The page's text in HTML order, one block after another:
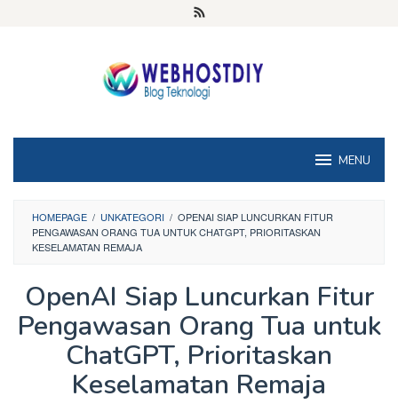
MENU
HOMEPAGE / UNKATEGORI / OPENAI SIAP LUNCURKAN FITUR
PENGAWASAN ORANG TUA UNTUK CHATGPT, PRIORITASKAN
KESELAMATAN REMAJA
OpenAI Siap Luncurkan Fitur
Pengawasan Orang Tua untuk
ChatGPT, Prioritaskan
Keselamatan Remaja